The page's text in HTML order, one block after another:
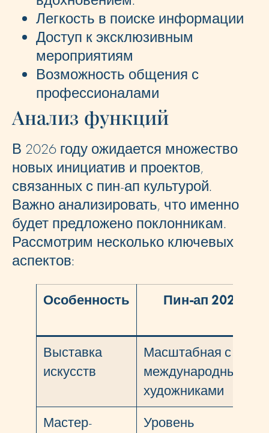
Легкость в поиске информации
Доступ к эксклюзивным
мероприятиям
Возможность общения с
профессионалами
Анализ функций
В 2026 году ожидается множество
новых инициатив и проектов,
связанных с пин-ап культурой.
Важно анализировать, что именно
будет предложено поклонникам.
Рассмотрим несколько ключевых
аспектов:
Особенность Пин-ап 2026
Выставка
искусств
Масштабная с
международными
художниками
Мастер-
Уровень